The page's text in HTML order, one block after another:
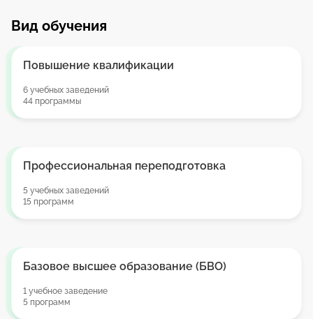
Вид обучения
Повышение квалификации
6 учебных заведений
44 программы
Профессиональная переподготовка
5 учебных заведений
15 программ
Базовое высшее образование (БВО)
1 учебное заведение
5 программ